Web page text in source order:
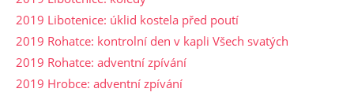
2019 Libotenice: úklid kostela před poutí
2019 Rohatce: kontrolní den v kapli Všech svatých
2019 Rohatce: adventní zpívání
2019 Hrobce: adventní zpívání